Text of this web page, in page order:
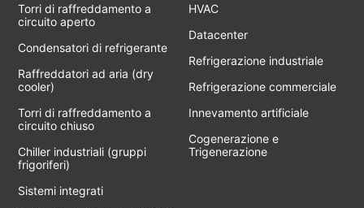
Torri di raffreddamento a
circuito aperto
Condensatori di refrigerante
Raffreddatori ad aria (dry
cooler)
Torri di raffreddamento a
circuito chiuso
Chiller industriali (gruppi
frigoriferi)
Sistemi integrati
HVAC
Datacenter
Refrigerazione industriale
Refrigerazione commerciale
Innevamento artificiale
Cogenerazione e
Trigenerazione